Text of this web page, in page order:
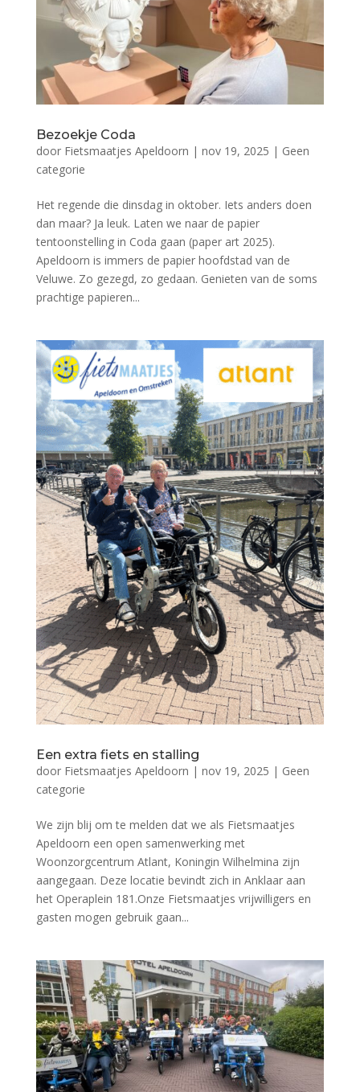
Bezoekje Coda
door Fietsmaatjes Apeldoorn | nov 19, 2025 | Geen
categorie
Het regende die dinsdag in oktober. Iets anders doen
dan maar? Ja leuk. Laten we naar de papier
tentoonstelling in Coda gaan (paper art 2025).
Apeldoorn is immers de papier hoofdstad van de
Veluwe. Zo gezegd, zo gedaan. Genieten van de soms
prachtige papieren...
Een extra fiets en stalling
door Fietsmaatjes Apeldoorn | nov 19, 2025 | Geen
categorie
We zijn blij om te melden dat we als Fietsmaatjes
Apeldoorn een open samenwerking met
Woonzorgcentrum Atlant, Koningin Wilhelmina zijn
aangegaan. Deze locatie bevindt zich in Anklaar aan
het Operaplein 181.Onze Fietsmaatjes vrijwilligers en
gasten mogen gebruik gaan...